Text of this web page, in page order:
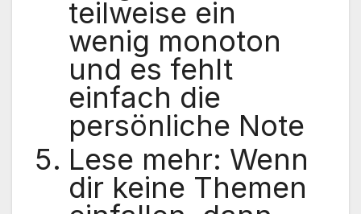
teilweise ein
wenig monoton
und es fehlt
einfach die
persönliche Note
Lese mehr: Wenn
dir keine Themen